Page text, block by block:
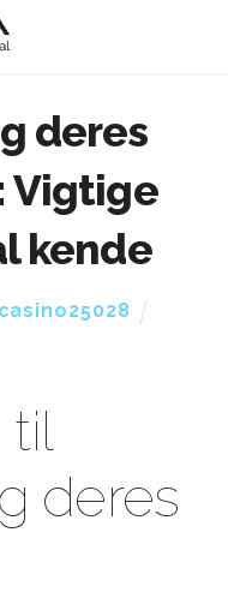
deres
Vigtige
kende
til
deres